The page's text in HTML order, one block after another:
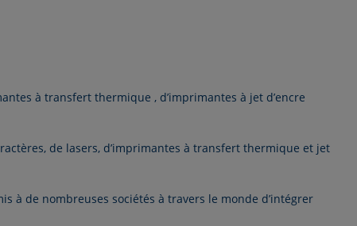
à transfert thermique , d’imprimantes à jet d’encre
de lasers, d’imprimantes à transfert thermique et jet
à de nombreuses sociétés à travers le monde d’intégrer